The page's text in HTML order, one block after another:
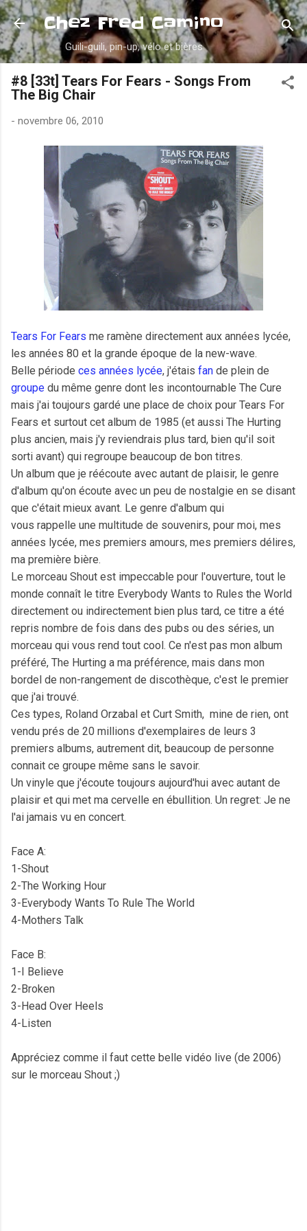
Accéder au contenu principal
Chez Fred Camino
Guili-guili, pin-up, vélo et bières
#8 [33t] Tears For Fears - Songs From
The Big Chair
- novembre 06, 2010
Tears For Fears me ramène directement aux années lycée,
les années 80 et la grande époque de la new-wave.
Belle période ces années lycée, j'étais fan de plein de
groupe du même genre dont les incontournable The Cure
mais j'ai toujours gardé une place de choix pour Tears For
Fears et surtout cet album de 1985 (et aussi The Hurting
plus ancien, mais j'y reviendrais plus tard, bien qu'il soit
sorti avant) qui regroupe beaucoup de bon titres.
Un album que je réécoute avec autant de plaisir, le genre
d'album qu'on écoute avec un peu de nostalgie en se disant
que c'était mieux avant. Le genre d'album qui
vous rappelle une multitude de souvenirs, pour moi, mes
années lycée, mes premiers amours, mes premiers délires,
ma première bière.
Le morceau Shout est impeccable pour l'ouverture, tout le
monde connaît le titre Everybody Wants to Rules the World
directement ou indirectement bien plus tard, ce titre a été
repris nombre de fois dans des pubs ou des séries, un
morceau qui vous rend tout cool. Ce n'est pas mon album
préféré, The Hurting a ma préférence, mais dans mon
bordel de non-rangement de discothèque, c'est le premier
que j'ai trouvé.
Ces types, Roland Orzabal et Curt Smith, mine de rien, ont
vendu prés de 20 millions d'exemplaires de leurs 3
premiers albums, autrement dit, beaucoup de personne
connait ce groupe même sans le savoir.
Un vinyle que j'écoute toujours aujourd'hui avec autant de
plaisir et qui met ma cervelle en ébullition. Un regret: Je ne
l'ai jamais vu en concert.
Face A:
1-Shout
2-The Working Hour
3-Everybody Wants To Rule The World
4-Mothers Talk
Face B:
1-I Believe
2-Broken
3-Head Over Heels
4-Listen
Appréciez comme il faut cette belle vidéo live (de 2006)
sur le morceau Shout ;)